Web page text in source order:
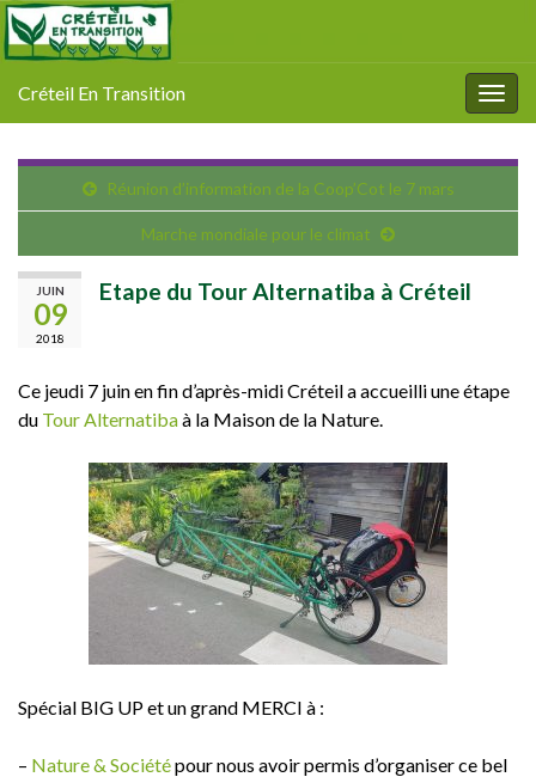
Créteil En Transition
Réunion d’information de la Coop’Cot le 7 mars
Marche mondiale pour le climat
JUIN
09
2018
Etape du Tour Alternatiba à Créteil
Ce jeudi 7 juin en fin d’après-midi Créteil a accueilli une étape
du Tour Alternatiba​à la Maison de la Nature.
Spécial BIG UP et un grand MERCI à :
– Nature & Société​ pour nous avoir permis d’organiser ce bel